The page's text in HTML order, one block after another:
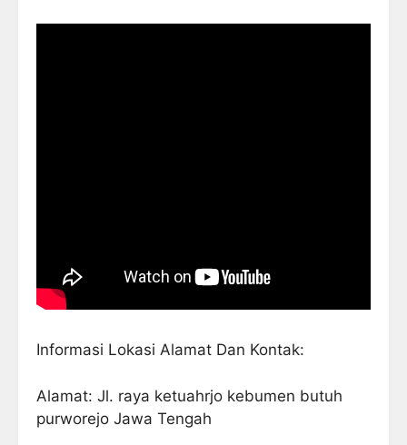
Informasi Lokasi Alamat Dan Kontak:
Alamat: Jl. raya ketuahrjo kebumen butuh
purworejo Jawa Tengah